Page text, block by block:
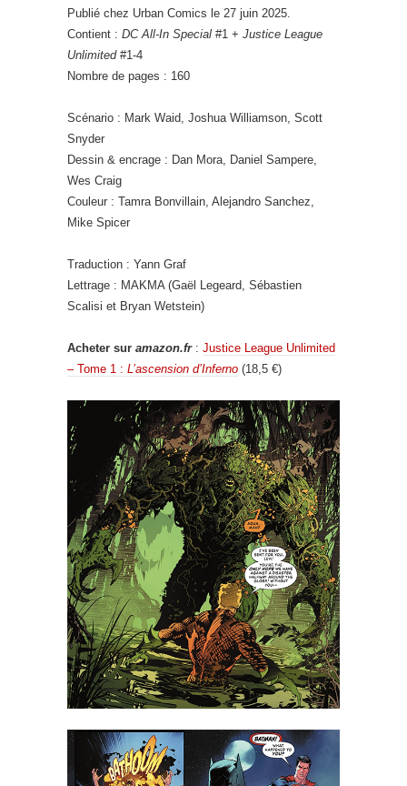
Publié chez Urban Comics le 27 juin 2025.
Contient : DC All-In Special #1 + Justice League
Unlimited#1-4
Nombre de pages : 160
Scénario : Mark Waid, Joshua Williamson, Scott
Snyder
Dessin & encrage : Dan Mora, Daniel Sampere,
Wes Craig
Couleur : Tamra Bonvillain, Alejandro Sanchez,
Mike Spicer
Traduction : Yann Graf
Lettrage : MAKMA (Gaël Legeard, Sébastien
Scalisi et Bryan Wetstein)
Acheter sur amazon.fr: Justice League Unlimited
– Tome 1 : L’ascension d’Inferno (18,5 €)